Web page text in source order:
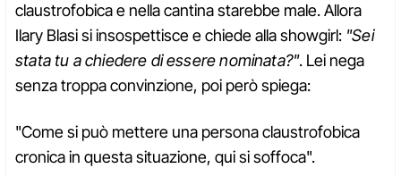
claustrofobica e nella cantina starebbe male. Allora
Ilary Blasi si insospettisce e chiede alla showgirl: "Sei
stata tu a chiedere di essere nominata?". Lei nega
senza troppa convinzione, poi però spiega:
"Come si può mettere una persona claustrofobica
cronica in questa situazione, qui si soffoca".